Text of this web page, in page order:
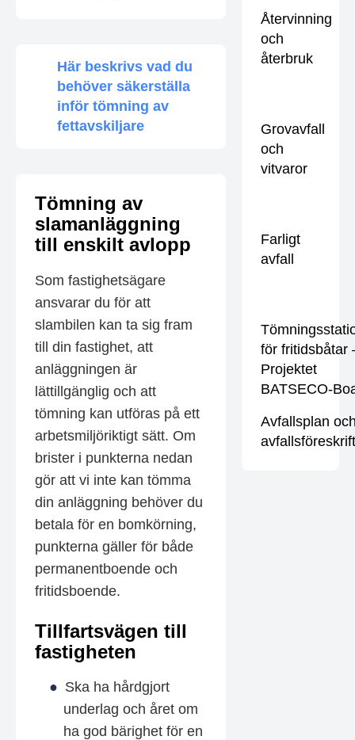
Här beskrivs vad du
behöver säkerställa
inför tömning av
fettavskiljare
Tömning av
slamanläggning
till enskilt avlopp
Som fastighetsägare
ansvarar du för att
slambilen kan ta sig fram
till din fastighet, att
anläggningen är
lättillgänglig och att
tömning kan utföras på ett
arbetsmiljöriktigt sätt. Om
brister i punkterna nedan
gör att vi inte kan tömma
din anläggning behöver du
betala för en bomkörning,
punkterna gäller för både
permanentboende och
fritidsboende.
Tillfartsvägen till
fastigheten
Ska ha hårdgjort
underlag och året om
ha god bärighet för en
Återvinning
och
återbruk
Grovavfall
och
vitvaror
Farligt
avfall
för fritidsbåtar
Projektet
BATSECO-
Avfallsplan